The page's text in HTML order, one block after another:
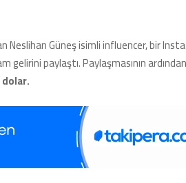
Neslihan Güneş isimli influencer, bir
paylaştı. Paylaşmasının